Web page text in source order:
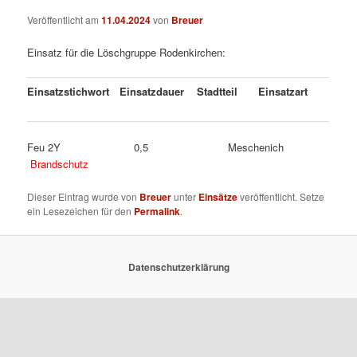
Veröffentlicht am11.04.2024von Breuer
Einsatz für die Löschgruppe Rodenkirchen:
Einsatzstichwort Einsatzdauer Stadtteil Einsatzart
Feu 2Y 0,5 Meschenich
Brandschutz
Dieser Eintrag wurde von Breuerunter Einsätzeveröffentlicht. Setze
ein Lesezeichen für den Permalink.
Datenschutzerklärung